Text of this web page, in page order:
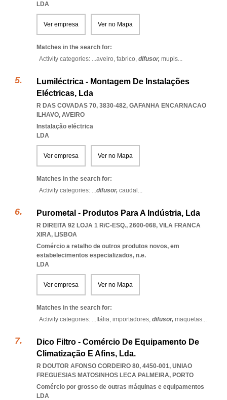
LDA
Ver empresa Ver no Mapa
Matches in the search for:
Activity categories: ...aveiro, fabrico, difusor, mupis...
Lumiléctrica - Montagem De Instalações
Eléctricas, Lda
R DAS COVADAS 70, 3830-482, GAFANHA ENCARNACAO
ILHAVO, AVEIRO
Instalação eléctrica
LDA
Ver empresa Ver no Mapa
Matches in the search for:
Activity categories: ...difusor, caudal ...
Purometal - Produtos Para A Indústria, Lda
R DIREITA 92 LOJA 1 R/C-ESQ., 2600-068, VILA FRANCA
XIRA, LISBOA
Comércio a retalho de outros produtos novos, em
estabelecimentos especializados, n.e.
LDA
Ver empresa Ver no Mapa
Matches in the search for:
Activity categories: ... Itália, importadores, difusor, maquetas...
Dico Filtro - Comércio De Equipamento De
Climatização E Afins, Lda.
R DOUTOR AFONSO CORDEIRO 80, 4450-001, UNIAO
FREGUESIAS MATOSINHOS LECA PALMEIRA, PORTO
Comércio por grosso de outras máquinas e equipamentos
LDA